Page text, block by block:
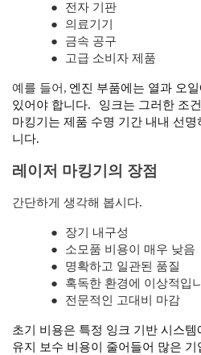
●
전자 기판
●
의료기기
●
금속 공구
●
고급 소비자 제품
예를 들어, 엔진 부품에는 열과 오
있어야 합니다.
잉크는 그러한 조
마킹기는 제품 수명 기간 내내 선
니다.
레이저 마킹기의 장점
간단하게 생각해 봅시다.
●
장기 내구성
●
소모품 비용이 매우 낮음
●
명확하고 일관된 품질
●
혹독한 환경에 이상적입
●
전문적인 고대비 마감
초기 비용은 특정 잉크 기반 시스
유지 보수 비용이 줄어들어 많은